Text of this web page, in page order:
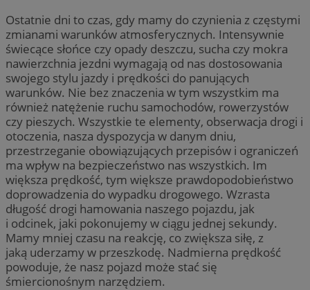
Ostatnie dni to czas, gdy mamy do czynienia z częstymi
zmianami warunków atmosferycznych. Intensywnie
świecące słońce czy opady deszczu, sucha czy mokra
nawierzchnia jezdni wymagają od nas dostosowania
swojego stylu jazdy i prędkości do panujących
warunków. Nie bez znaczenia w tym wszystkim ma
również natężenie ruchu samochodów, rowerzystów
czy pieszych. Wszystkie te elementy, obserwacja drogi i
otoczenia, nasza dyspozycja w danym dniu,
przestrzeganie obowiązujących przepisów i ograniczeń
ma wpływ na bezpieczeństwo nas wszystkich. Im
większa prędkość, tym większe prawdopodobieństwo
doprowadzenia do wypadku drogowego. Wzrasta
długość drogi hamowania naszego pojazdu, jak
i odcinek, jaki pokonujemy w ciągu jednej sekundy.
Mamy mniej czasu na reakcję, co zwiększa siłę, z
jaką uderzamy w przeszkodę. Nadmierna prędkość
powoduje, że nasz pojazd może stać się
śmiercionośnym narzędziem.